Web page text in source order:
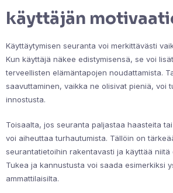
käyttäjän
Käyttäytymisen seuranta voi merkittävästi
Kun käyttäjä näkee edistymisensä, se voi
terveellisten elämäntapojen noudattamista.
saavuttaminen, vaikka ne olisivat pieniä, voi
innostusta.
Toisaalta, jos seuranta paljastaa haasteita
voi aiheuttaa turhautumista. Tällöin on
seurantatietoihin rakentavasti ja käyttää niitä
Tukea ja kannustusta voi saada esimerkiksi
ammattilaisilta.